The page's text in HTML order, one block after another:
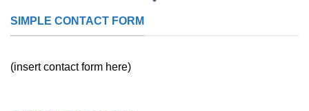
SIMPLE CONTACT FORM
(insert contact form here)